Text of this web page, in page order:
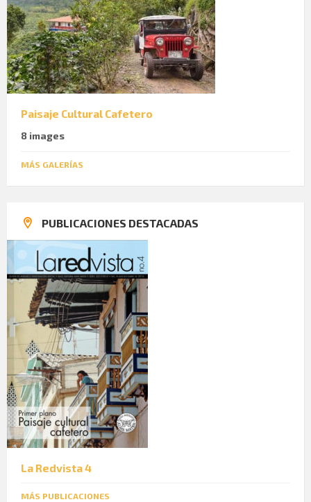
Paisaje Cultural Cafetero
8 images
MÁS GALERÍAS
PUBLICACIONES DESTACADAS
La Redvista 4
MÁS PUBLICACIONES